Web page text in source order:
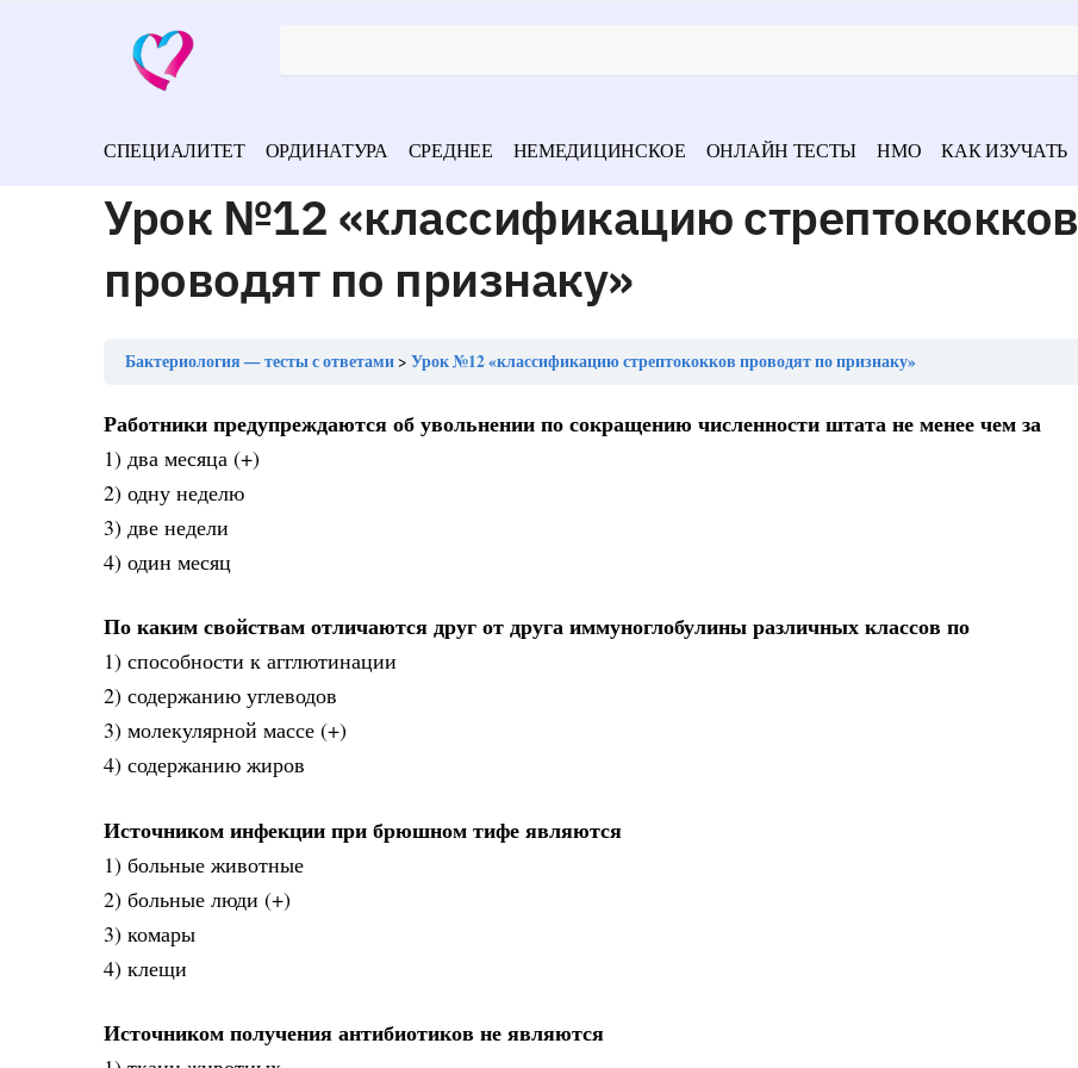
СПЕЦИАЛИТЕТ ОРДИНАТУРА СРЕДНЕЕ НЕМЕДИЦИНСКОЕ ОНЛАЙН ТЕСТЫ НМО КАК ИЗУЧАТЬ
Урок №12 «классификацию стрептококков
проводят по признаку»
Бактериология — тесты с ответами Урок №12 «классификацию стрептококков проводят по признаку»
Работники предупреждаются об увольнении по сокращению численности штата не менее чем за
1) два месяца (+)
2) одну неделю
3) две недели
4) один месяц
По каким свойствам отличаются друг от друга иммуноглобулины различных классов по
1) способности к агглютинации
2) содержанию углеводов
3) молекулярной массе (+)
4) содержанию жиров
Источником инфекции при брюшном тифе являются
1) больные животные
2) больные люди (+)
3) комары
4) клещи
Источником получения антибиотиков не являются